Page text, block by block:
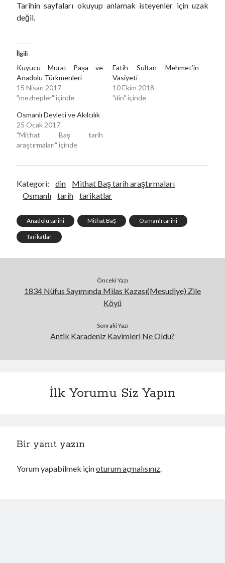
Tarihin sayfaları okuyup anlamak isteyenler için uzak
değil.
İlgili
Kuyucu Murat Paşa ve
Anadolu Türkmenleri
15 Nisan 2017
"mezhepler" içinde
Fatih Sultan Mehmet’in
Vasiyeti
10 Ekim 2018
"din" içinde
Osmanlı Devleti ve Akılcılık
25 Ocak 2017
"Mithat Baş tarih
araştırmaları" içinde
Kategori: din
Mithat Baş tarih araştırmaları
Osmanlı
tarih tarikatlar
Anadolu tarihi Mithat Baş Osmanlı tarihi
Tarikatlar
Önceki Yazı
1834 Nüfus Sayımında Milas Kazası(Mesudiye) Zile
Köyü
Sonraki Yazı
Antik Karadeniz Kavimleri Ne Oldu?
İlk Yorumu Siz Yapın
Bir yanıt yazın
Yorum yapabilmek içinoturum açmalısınız.